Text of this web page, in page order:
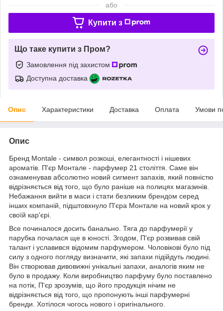
або
Купити з
Що таке купити з Пром?
Замовлення під захистом
Доступна доставка
Опис Характеристики Доставка Оплата Умови
Опис
Бренд Montale - символ розкоші, елегантності і нішевих
ароматів. П'єр Монтале - парфумер 21 століття. Саме він
ознаменував абсолютно новий сигмент запахів, який повністю
відрізняється від того, що було раніше на полицях магазинів.
Небажання вийти в маси і стати безликим брендом серед
інших компаній, підштовхнуло П'єра Монтале на новий крок у
своїй кар'єрі.
Все починалося досить банально. Тяга до парфумерії у
парубка почалася ще в юності. Згодом, П'єр розвивав свій
талант і уславився відомим парфумером. Чоловікові було під
силу з одного погляду визначити, які запахи підійдуть людині.
Він створював дивовижні унікальні запахи, аналогів яким не
було в продажу. Коли виробництво парфуму було поставлено
на потік, П'єр зрозумів, що його продукція нічим не
відрізняється від того, що пропонують інші парфумерні
бренди. Хотілося чогось нового і оригінального.